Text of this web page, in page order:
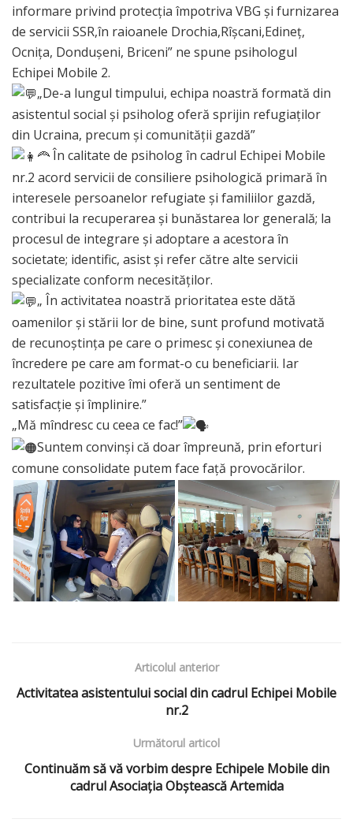
informare privind protecția împotriva VBG și furnizarea
de servicii SSR,în raioanele Drochia,Rîșcani,Edineț,
Ocnița, Dondușeni, Briceni” ne spune psihologul
Echipei Mobile 2.
„De-a lungul timpului, echipa noastră formată din
asistentul social și psiholog oferă sprijin refugiaților
din Ucraina, precum și comunității gazdă”
În calitate de psiholog în cadrul Echipei Mobile
nr.2 acord servicii de consiliere psihologică primară în
interesele persoanelor refugiate și familiilor gazdă,
contribui la recuperarea și bunăstarea lor generală; la
procesul de integrare și adoptare a acestora în
societate; identific, asist și refer către alte servicii
specializate conform necesităților.
„ În activitatea noastră prioritatea este dătă
oamenilor și stării lor de bine, sunt profund motivată
de recunoștința pe care o primesc și conexiunea de
încredere pe care am format-o cu beneficiarii. Iar
rezultatele pozitive îmi oferă un sentiment de
satisfacție și împlinire.”
„Mă mîndresc cu ceea ce fac!”
Suntem convinși că doar împreună, prin eforturi
comune consolidate putem face față provocărilor.
Articolul anterior
Activitatea asistentului social din cadrul Echipei Mobile
nr.2
Următorul articol
Continuăm să vă vorbim despre Echipele Mobile din
cadrul Asociația Obștească Artemida